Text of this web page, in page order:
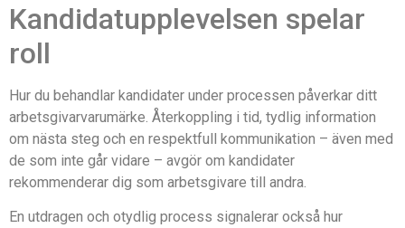
Kandidatupplevelsen spelar
roll
Hur du behandlar kandidater under processen påverkar ditt
arbetsgivarvarumärke. Återkoppling i tid, tydlig information
om nästa steg och en respektfull kommunikation – även med
de som inte går vidare – avgör om kandidater
rekommenderar dig som arbetsgivare till andra.
En utdragen och otydlig process signalerar också hur